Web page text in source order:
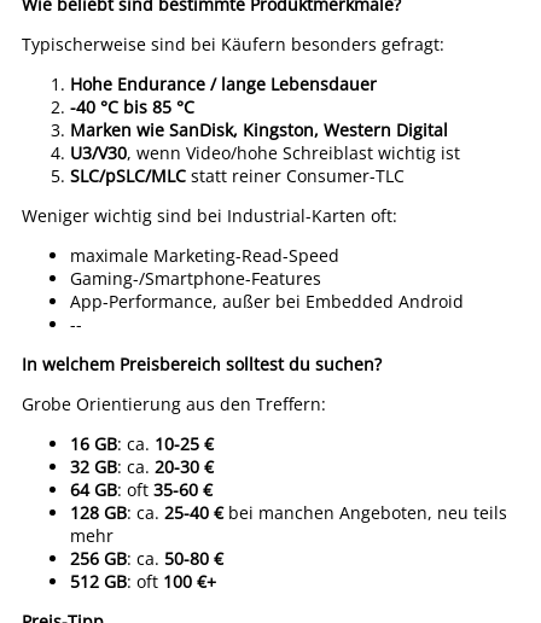
Typischerweise sind bei Käufern besonders gefragt:
Hohe Endurance / lange Lebensdauer
-40 °C bis 85 °C
Marken wie SanDisk, Kingston, Western Digital
U3/V30, wenn Video/hohe Schreiblast wichtig ist
SLC/pSLC/MLC statt reiner Consumer-TLC
Weniger wichtig sind bei Industrial-Karten oft:
maximale Marketing-Read-Speed
Gaming-/Smartphone-Features
App-Performance, außer bei Embedded Android
--
In welchem Preisbereich solltest du suchen?
Grobe Orientierung aus den Treffern:
16 GB: ca. 10-25 €
32 GB: ca. 20-30 €
64 GB: oft 35-60 €
128 GB: ca. 25-40 €bei manchen Angeboten, neu teils
mehr
256 GB: ca. 50-80 €
512 GB: oft 100 €+